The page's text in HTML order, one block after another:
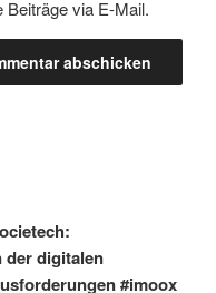
Beiträge via E-Mail.
der digitalen
#imoox